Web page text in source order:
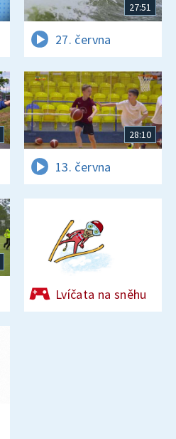
27:51
27. června
28:10
13. června
Lvíčata na sněhu